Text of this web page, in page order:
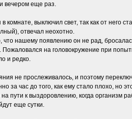
вечером еще раз.
в комнате, выключил свет, так как от
отвечал неохотно.
нашему появлению он не рад,
на головокружение при
и редко.
не прослеживалось, и поэтому
за час до того, как ему стало плохо, но
пути к выздоровлению, когда организм
еще сутки.